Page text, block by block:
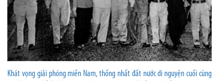
Khát vọng giải phóng miền Nam, thống nhất đất nước di nguyện cuối cùng